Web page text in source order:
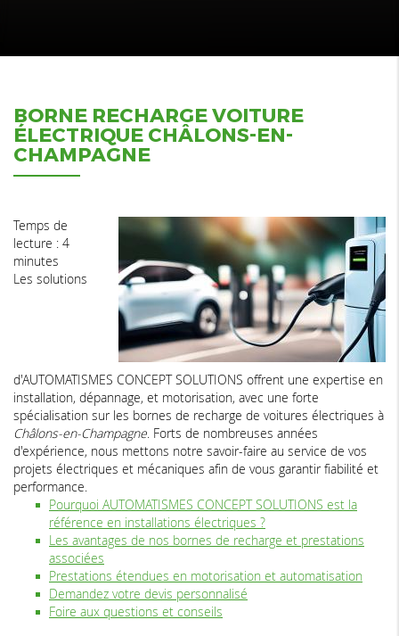
BORNE RECHARGE VOITURE
ÉLECTRIQUE CHÂLONS-EN-
CHAMPAGNE
Temps de
lecture : 4
minutes
Les solutions
d'AUTOMATISMES CONCEPT SOLUTIONS offrent une expertise en
installation, dépannage, et motorisation, avec une forte
spécialisation sur les bornes de recharge de voitures électriques à
Châlons-en-Champagne. Forts de nombreuses années
d'expérience, nous mettons notre savoir-faire au service de vos
projets électriques et mécaniques afin de vous garantir fiabilité et
performance.
Pourquoi AUTOMATISMES CONCEPT SOLUTIONS est la
référence en installations électriques ?
Les avantages de nos bornes de recharge et prestations
associées
Prestations étendues en motorisation et automatisation
Demandez votre devis personnalisé
Foire aux questions et conseils